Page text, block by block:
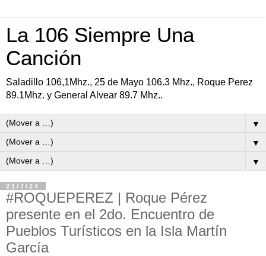
La 106 Siempre Una
Canción
Saladillo 106,1Mhz., 25 de Mayo 106.3 Mhz., Roque Perez
89.1Mhz. y General Alvear 89.7 Mhz..
▼
▼
▼
21/7/24
#ROQUEPEREZ | Roque Pérez
presente en el 2do. Encuentro de
Pueblos Turísticos en la Isla Martín
García